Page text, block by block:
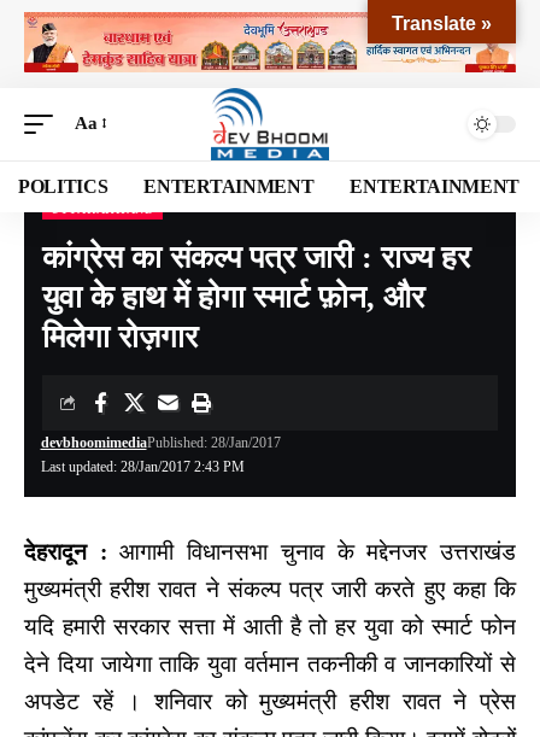
Aa
POLITICS ENTERTAINMENT ENTERTAINMENT
Devbhoomi Media>Blog>NATIONAL>UTTARAKHAND>कांग्रेस का संकल्प पत्र जारी : राज्य हर युवा के हाथ में होगा स्मार्ट फ़ोन, और मिलेगा रोज़गार
कांग्रेस का संकल्प पत्र जारी : राज्य हर
युवा के हाथ में होगा स्मार्ट फ़ोन, और
मिलेगा रोज़गार
Last updated: 28/Jan/2017 2:43 PM
devbhoomimediaPublished: 28/Jan/2017
देहरादून : आगामी विधानसभा चुनाव के मद्देनजर उत्तराखंड
मुख्यमंत्री हरीश रावत ने संकल्प पत्र जारी कर‌ते हुए कहा कि
यदि हमारी सरकार सत्ता में आती है तो हर युवा को स्मार्ट फोन
देने दिया जायेगा ताकि युवा वर्तमान तकनीकी व जानकारियों से
अपडेट रहें । शनिवार को मुख्यमंत्री हरीश रावत ने प्रेस
Translate »